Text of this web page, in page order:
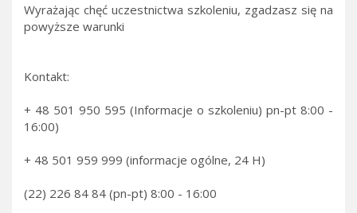
Wyrażając chęć uczestnictwa szkoleniu, zgadzasz się na
powyższe warunki
Kontakt:
+ 48 501 950 595 (Informacje o szkoleniu) pn-pt 8:00 -
16:00)
+ 48 501 959 999 (informacje ogólne, 24 H)
(22) 226 84 84 (pn-pt) 8:00 - 16:00